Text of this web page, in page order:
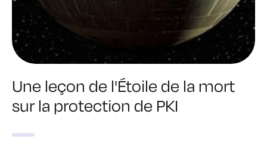
Une leçon de l'Étoile de la mort
sur la protection de PKI